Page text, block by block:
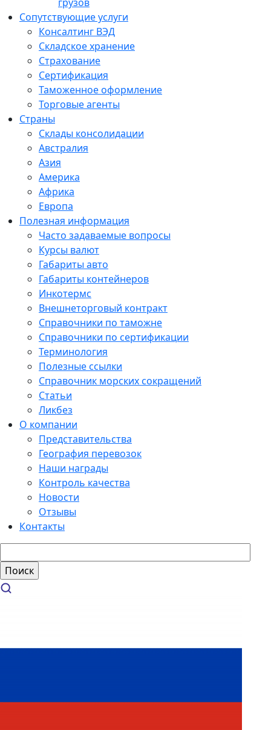
Сопутствующие услуги
Консалтинг ВЭД
Складское хранение
Страхование
Cертификация
Таможенное оформление
Торговые агенты
Страны
Склады консолидации
Австралия
Азия
Америка
Африка
Европа
Полезная информация
Часто задаваемые вопросы
Курсы валют
Габариты авто
Габариты контейнеров
Инкотермс
Внешнеторговый контракт
Справочники по таможне
Справочники по сертификации
Терминология
Полезные ссылки
Справочник морских сокращений
Статьи
Ликбез
О компании
Представительства
География перевозок
Наши награды
Контроль качества
Новости
Отзывы
Контакты